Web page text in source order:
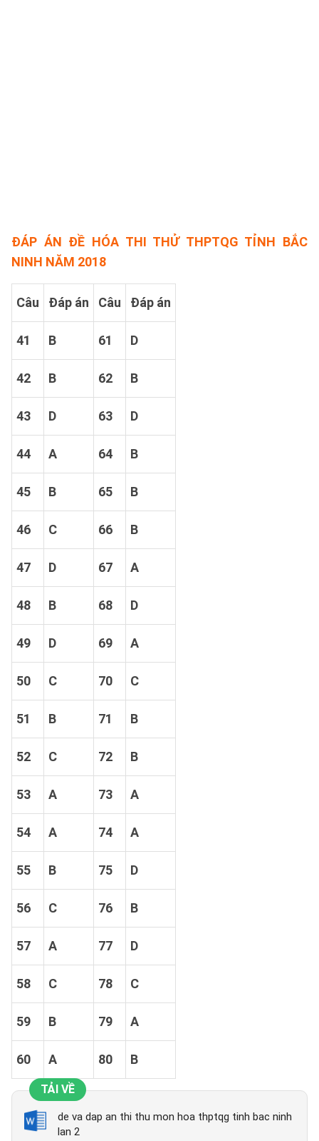
ĐÁP ÁN ĐỀ HÓA THI THỬ THPTQG TỈNH BẮC
NINH NĂM 2018
Câu Đáp án Câu Đáp án
41 B 61 D
42 B 62 B
43 D 63 D
44 A 64 B
45 B 65 B
46 C 66 B
47 D 67 A
48 B 68 D
49 D 69 A
50 C 70 C
51 B 71 B
52 C 72 B
53 A 73 A
54 A 74 A
55 B 75 D
56 C 76 B
57 A 77 D
58 C 78 C
59 B 79 A
60 A 80 B
TẢI VỀ
de va dap an thi thu mon hoa thptqg tinh bac ninh
lan 2